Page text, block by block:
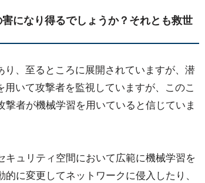
になり得るでしょうか？それとも救世
り、至るところに展開されていますが、潜
いて攻撃者を監視していますが、このこ
者が機械学習を用いていると信じていま
ュリティ空間において広範に機械学習を
に変更してネットワークに侵入したり、